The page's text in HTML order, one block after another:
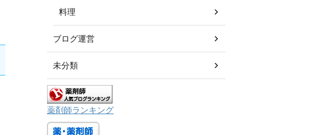
料理
ブログ運営
未分類
薬剤師ランキング